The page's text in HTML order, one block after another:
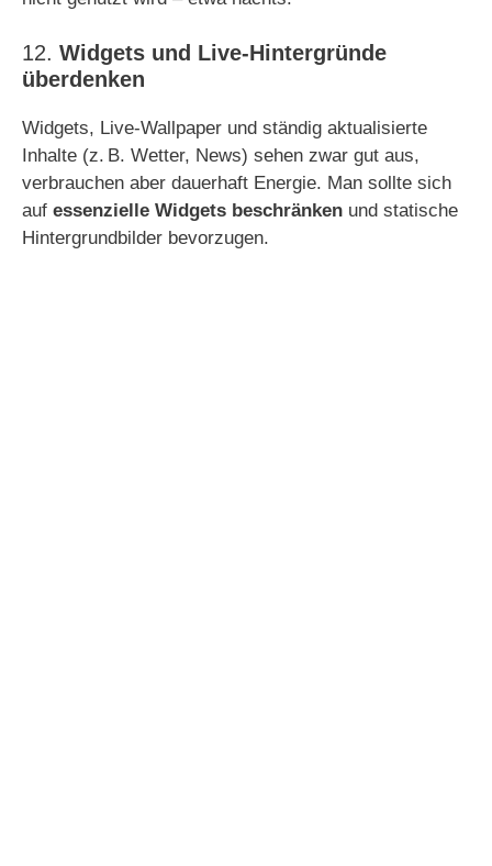
12. Widgets und Live-Hintergründe
überdenken
Widgets, Live-Wallpaper und ständig aktualisierte
Inhalte (z. B. Wetter, News) sehen zwar gut aus,
verbrauchen aber dauerhaft Energie. Man sollte sich
auf essenzielle Widgets beschränken und statische
Hintergrundbilder bevorzugen.